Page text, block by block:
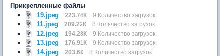
Прикрепленные файлы
19.jpeg
223.74К 9 Количество загрузок:
11.jpeg 209.22К 8 Количество загрузок:
12.jpeg 194.28К 9 Количество загрузок:
13.jpeg 176.91К 9 Количество загрузок:
14.jpeg 203.6К 8 Количество загрузок: